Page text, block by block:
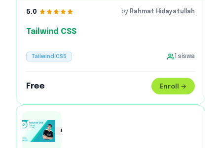
5.0 by Rahmat Hidayatullah
Tailwind CSS
Tailwind CSS siswa
Free Enroll →